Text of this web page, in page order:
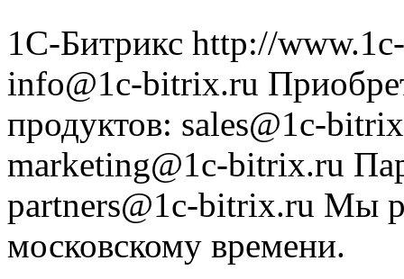
1С-Битрикс http://
info@1c-bitrix.ru
продуктов: sales@1c-
marketing@1c-bitrix.ru
partners@1c-bitrix.ru Мы
московскому времени.